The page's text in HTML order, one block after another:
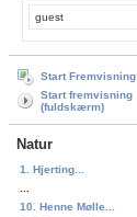
guest
Start Fremvisning
Start fremvisning
(fuldskærm)
Natur
1. Hjerting...
10. Henne Mølle...